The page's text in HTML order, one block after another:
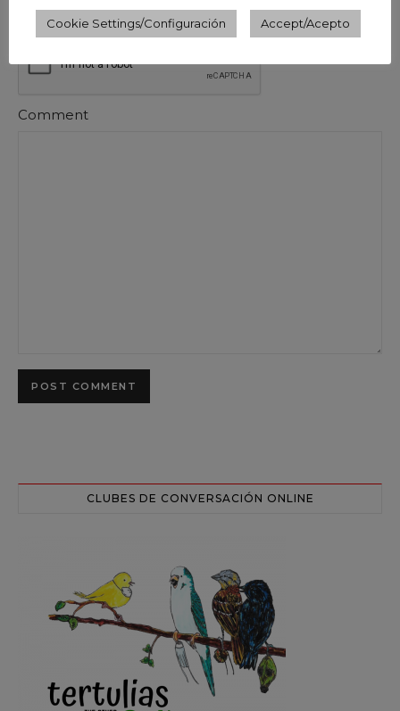
comentario.
Comment
CLUBES DE CONVERSACIÓN ONLINE
Cookie Settings/Configuración Accept/Acepto